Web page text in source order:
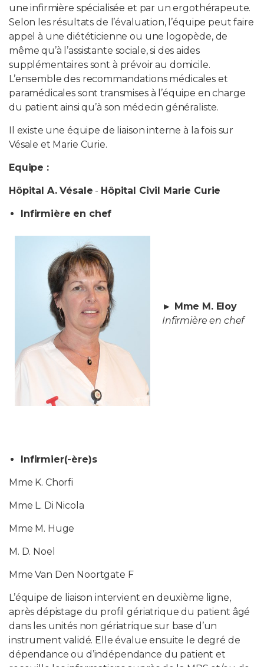
JOBS ET STAGES
AUDITOIRES
RGPD
071 92 11 11
une infirmière spécialisée et par un ergothérapeute.
Selon les résultats de l’évaluation, l’équipe peut faire
appel à une diététicienne ou une logopède, de
même qu’à l’assistante sociale, si des aides
supplémentaires sont à prévoir au domicile.
L’ensemble des recommandations médicales et
paramédicales sont transmises à l’équipe en charge
du patient ainsi qu’à son médecin généraliste.
Il existe une équipe de liaison interne à la fois sur
Vésale et Marie Curie.
Equipe :
Hôpital A. Vésale - Hôpital Civil Marie Curie
Infirmière en chef
► Mme M. Eloy
Infirmière en chef
Infirmier(-ère)s
Mme K. Chorfi
Mme L. Di Nicola
Mme M. Huge
M. D. Noel
Mme Van Den Noortgate F
L’équipe de liaison intervient en deuxième ligne,
après dépistage du profil gériatrique du patient âgé
dans les unités non gériatrique sur base d’un
instrument validé. Elle évalue ensuite le degré de
dépendance ou d’indépendance du patient et